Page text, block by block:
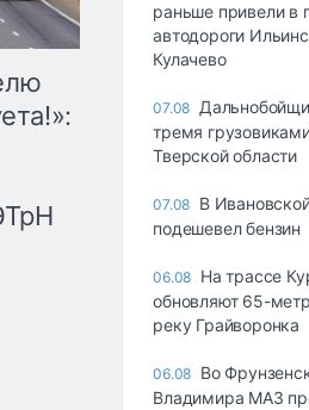
раньше привели в
автодороги
Кулачево
07.08
тремя
Тверской области
07.08 В
подешевел бензин
06.08 На трассе
обновляют 65-
реку Грайворонка
06.08 Во
Владимира МАЗ